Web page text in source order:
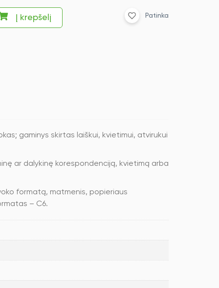
Į krepšelį Patinka
gaminys skirtas laiškui, kvietimui, atvirukui
ar dalykinę korespondenciją, kvietimą arba
formatą, matmenis, popieriaus
– C6.